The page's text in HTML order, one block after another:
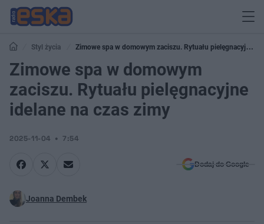
Styl życia
Zimowe spa w domowym zaciszu. Rytuału pielęgnacyjne
idelane na czas zimy
Zimowe spa w domowym
zaciszu. Rytuału pielęgnacyjne
idelane na czas zimy
2025-11-04 7:54
Dodaj do Google
Joanna Dembek